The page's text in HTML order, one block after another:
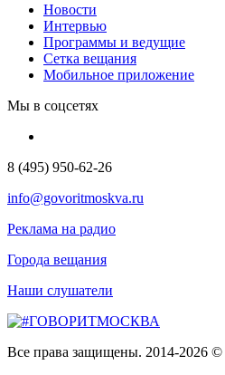
Новости
Интервью
Программы и ведущие
Сетка вещания
Мобильное приложение
Мы в соцсетях
8 (495) 950-62-26
info@govoritmoskva.ru
Реклама на радио
Города вещания
Наши слушатели
Все права защищены. 2014-2026 ©